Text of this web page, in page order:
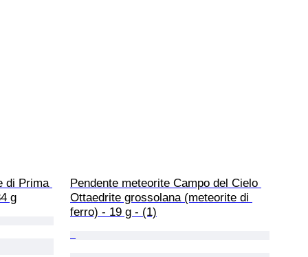
di Prima
g
Pendente meteorite Campo del Cielo
Ottaedrite grossolana (meteorite di
ferro) - 19 g - (1)